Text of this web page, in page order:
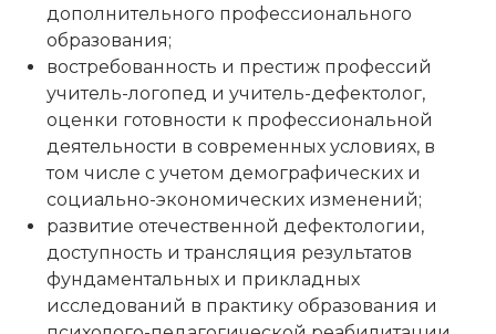
дополнительного профессионального
образования;
востребованность и престиж профессий
учитель-логопед и учитель-дефектолог,
оценки готовности к профессиональной
деятельности в современных условиях, в
том числе с учетом демографических и
социально-экономических изменений;
развитие отечественной дефектологии,
доступность и трансляция результатов
фундаментальных и прикладных
исследований в практику образования и